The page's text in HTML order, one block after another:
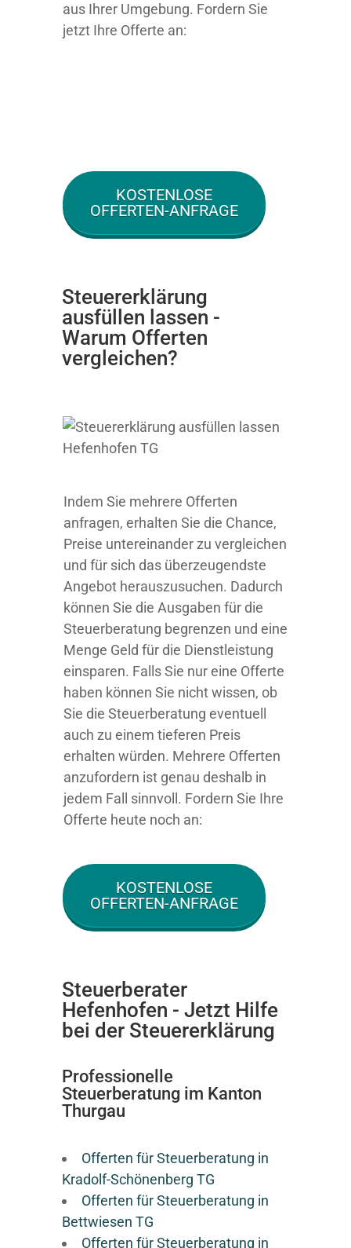
aus Ihrer Umgebung. Fordern Sie
jetzt Ihre Offerte an:
KOSTENLOSE
OFFERTEN-ANFRAGE
Steuererklärung
ausfüllen lassen -
Warum Offerten
vergleichen?
Indem Sie mehrere Offerten
anfragen, erhalten Sie die Chance,
Preise untereinander zu vergleichen
und für sich das überzeugendste
Angebot herauszusuchen. Dadurch
können Sie die Ausgaben für die
Steuerberatung begrenzen und eine
Menge Geld für die Dienstleistung
einsparen. Falls Sie nur eine Offerte
haben können Sie nicht wissen, ob
Sie die Steuerberatung eventuell
auch zu einem tieferen Preis
erhalten würden. Mehrere Offerten
anzufordern ist genau deshalb in
jedem Fall sinnvoll. Fordern Sie Ihre
Offerte heute noch an:
KOSTENLOSE
OFFERTEN-ANFRAGE
Steuerberater
Hefenhofen - Jetzt Hilfe
bei der Steuererklärung
Professionelle
Steuerberatung im Kanton
Thurgau
Offerten für Steuerberatung in
Kradolf-Schönenberg TG
Offerten für Steuerberatung in
Bettwiesen TG
Offerten für Steuerberatung in